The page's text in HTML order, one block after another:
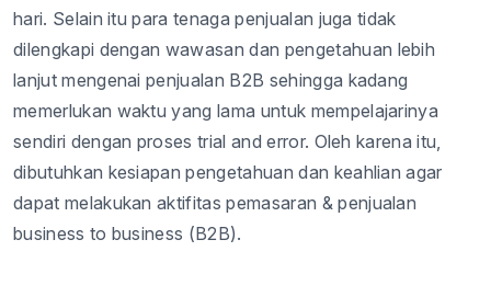
hari. Selain itu paratenaga penjualan jugatidak
dilengkapi dengan wawasan dan pengetahuan lebih
lanjut mengenai penjualan B2B sehingga kadang
memerlukan waktu yang lama untuk mempelajarinya
sendiri dengan proses trial and error. Olehkarena itu,
dibutuhkan kesiapan pengetahuan dan keahlian agar
dapat melakukan aktifitas pemasaran &penjualan
business to business (B2B).